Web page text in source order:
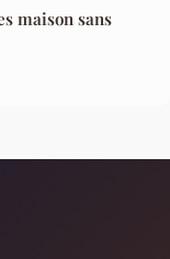
maison sans